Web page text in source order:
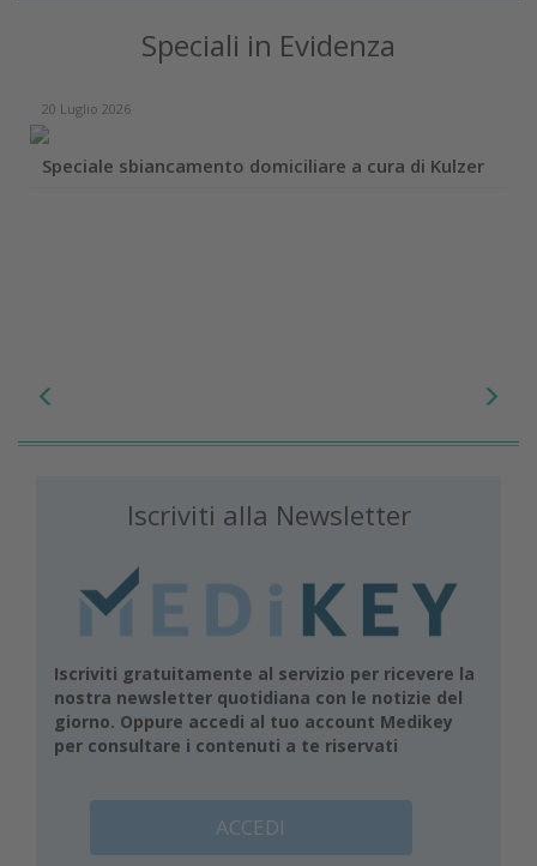
Speciali in Evidenza
20 Luglio 2026
Speciale sbiancamento domiciliare a cura di Kulzer
Iscriviti alla Newsletter
Iscriviti gratuitamente al servizio per ricevere la
nostra newsletter quotidiana con le notizie del
giorno. Oppure accedi al tuo account Medikey
per consultare i contenuti a te riservati
ACCEDI